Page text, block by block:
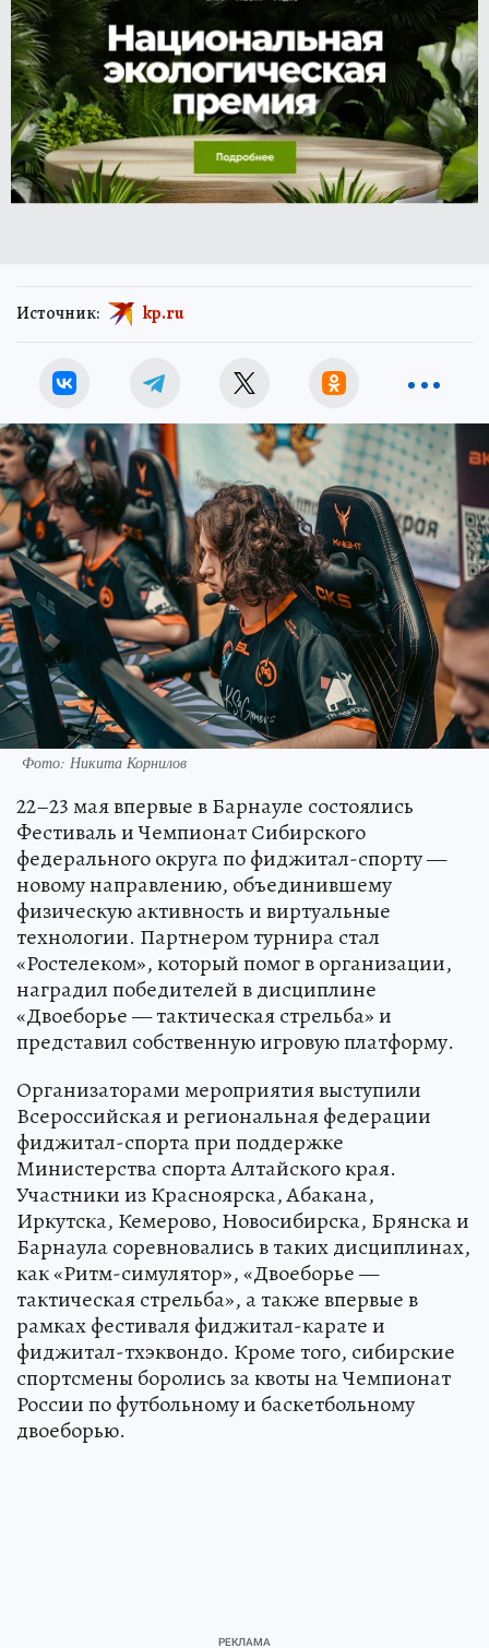
Источник: kp.ru
Фото: Никита Корнилов
22–23 мая впервые в Барнауле состоялись
Фестиваль и Чемпионат Сибирского
федерального округа по фиджитал-спорту —
новому направлению, объединившему
физическую активность и виртуальные
технологии. Партнером турнира стал
«Ростелеком», который помог в организации,
наградил победителей в дисциплине
«Двоеборье — тактическая стрельба» и
представил собственную игровую платформу.
Организаторами мероприятия выступили
Всероссийская и региональная федерации
фиджитал-спорта при поддержке
Министерства спорта Алтайского края.
Участники из Красноярска, Абакана,
Иркутска, Кемерово, Новосибирска, Брянска и
Барнаула соревновались в таких дисциплинах,
как «Ритм-симулятор», «Двоеборье —
тактическая стрельба», а также впервые в
рамках фестиваля фиджитал-карате и
фиджитал-тхэквондо. Кроме того, сибирские
спортсмены боролись за квоты на Чемпионат
России по футбольному и баскетбольному
двоеборью.